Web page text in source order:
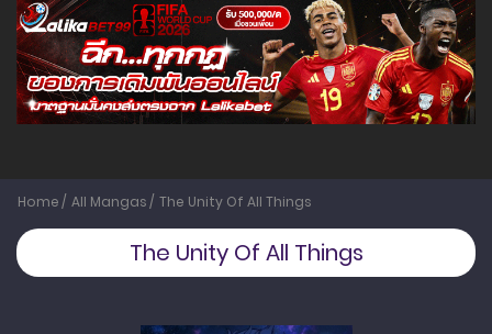
Home All Mangas The Unity Of All Things
The Unity Of All Things